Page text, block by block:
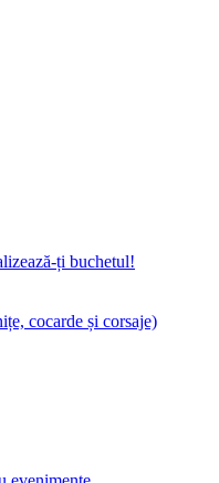
ți buchetul!
cocarde și corsaje)